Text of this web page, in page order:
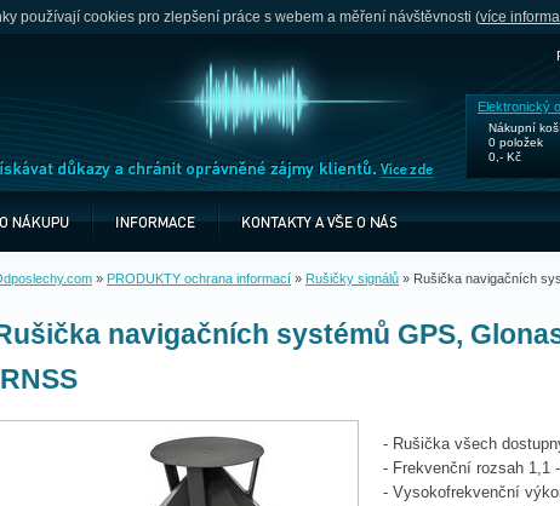
používají cookies pro zlepšení práce s webem a měření návštěvnosti (více
Elektronický
Nákupní
0 položek
0,- Kč
» PRODUKTY ochrana informací » Rušičky signálů » Rušička navigačních
navigačních systémů GPS,
- Rušička všech
- Frekvenční rozsah 1,1
- Vysokofrekvenční